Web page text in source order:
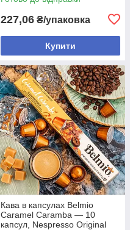
227,06 ₴/упаковка
Купити
Кава в капсулах Belmio
Caramel Caramba — 10
капсул, Nespresso Original